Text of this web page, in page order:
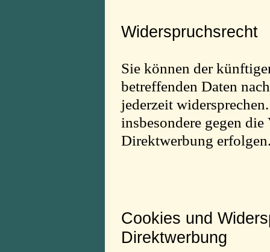
Widerspruchsrecht
Sie können der
betreffenden Daten
jederzeit
insbesondere gegen
Direktwerbung
Cookies und
Direktwerbung